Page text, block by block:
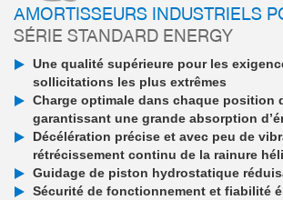
AMORTISSEURS INDUSTRIELS
SÉRIE STANDARD ENERGY
Une qualité supérieure pour les
sollicitations les plus extrêmes
Charge optimale dans chaque position
garantissant une grande absorption
Décélération précise et avec peu de
rétrécissement continu de la rainure
Guidage de piston hydrostatique
Sécurité de fonctionnement et fiabilité